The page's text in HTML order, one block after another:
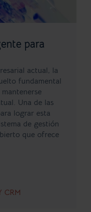
para
actual, la
fundamental
Una de las
lograr esta
de gestión
que ofrece
CRM